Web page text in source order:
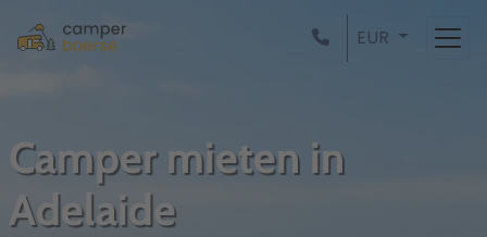
EUR
Camper mieten in
Adelaide